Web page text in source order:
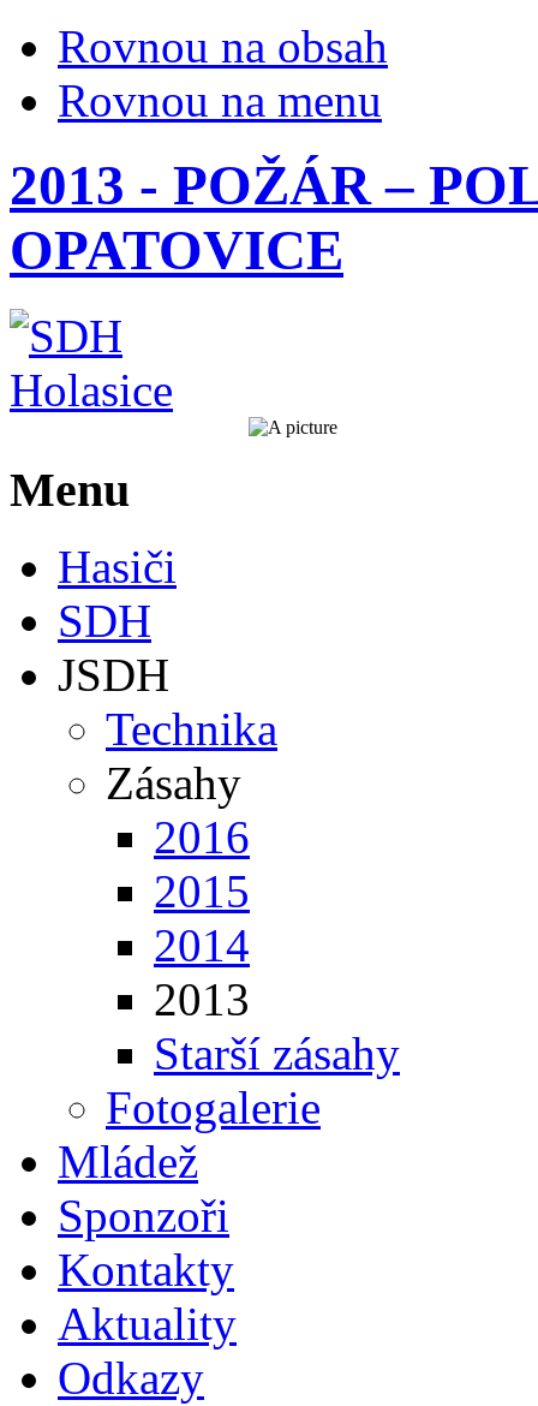
Rovnou na obsah
Rovnou na menu
2013 - POŽÁR –
OPATOVICE
Menu
Hasiči
SDH
JSDH
Technika
Zásahy
2016
2015
2014
2013
Starší zásahy
Fotogalerie
Mládež
Sponzoři
Kontakty
Aktuality
Odkazy